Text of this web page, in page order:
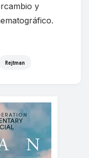
y
Rejtman